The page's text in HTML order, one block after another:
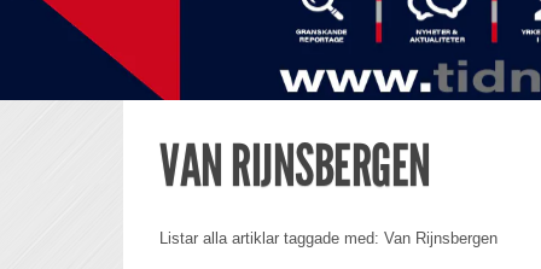
VAN RIJNSBERGEN
Listar alla artiklar taggade med: Van Rijnsbergen